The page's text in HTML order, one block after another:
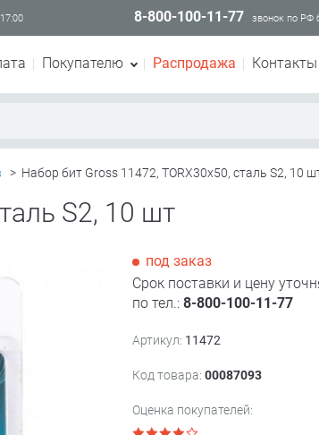
8-800-100-11-77 звонок по РФ
Покупателю Распродажа Контакты
> Набор бит Gross 11472, TORX30х50, сталь S2, 10
S2, 10 шт
под заказ
Срок поставки и цену
по тел.:8-800-100-11-77
Артикул: 11472
Код товара: 00087093
Оценка покупателей: